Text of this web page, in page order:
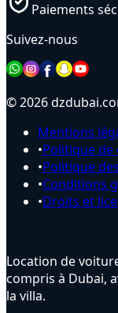
Paiements
Suivez-nous
© 2026
Mentions
•Politique
•Politique
•Conditions
•Droits et
Location de
compris à Dubai,
la villa.